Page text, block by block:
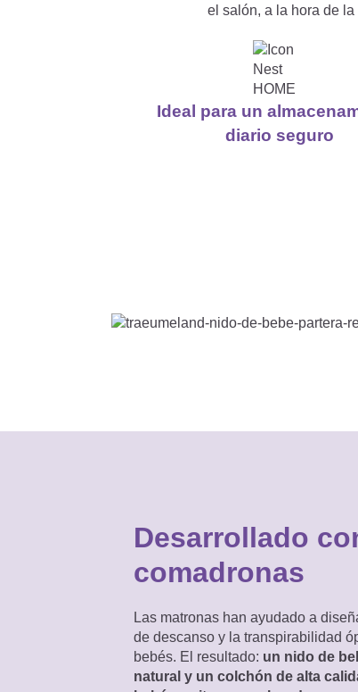
el salón, a la hora de
Ideal para un
diario seguro
Desarrollado
comadronas
Las matronas han ayudado a
de descanso y la transpirabilidad
bebés. El resultado: un nido de
natural y un colchón de alta